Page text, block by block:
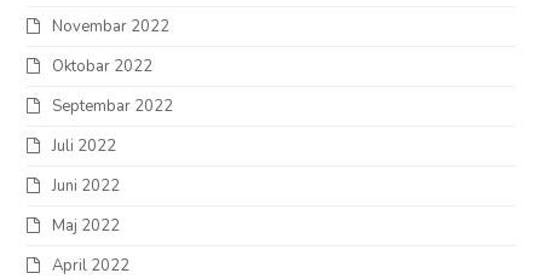
Novembar 2022
Oktobar 2022
Septembar 2022
Juli 2022
Juni 2022
Maj 2022
April 2022